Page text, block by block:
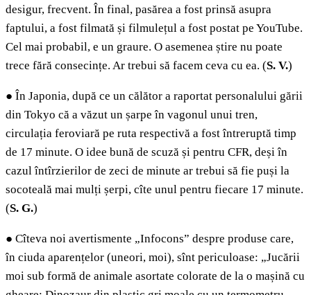
desigur, frecvent. În final, pasărea a fost prinsă asupra
faptului, a fost filmată și filmulețul a fost postat pe YouTube.
Cel mai probabil, e un graure. O asemenea știre nu poate
trece fără consecințe. Ar trebui să facem ceva cu ea. (S. V.)
● În Japonia, după ce un călător a raportat personalului gării
din Tokyo că a văzut un șarpe în vagonul unui tren,
circulația feroviară pe ruta respectivă a fost întreruptă timp
de 17 minute. O idee bună de scuză și pentru CFR, deși în
cazul întîrzierilor de zeci de minute ar trebui să fie puși la
socoteală mai mulți șerpi, cîte unul pentru fiecare 17 minute.
(S. G.)
● Cîteva noi avertismente „Infocons” despre produse care,
în ciuda aparențelor (uneori, moi), sînt periculoase: „Jucării
moi sub formă de animale asortate colorate de la o mașină cu